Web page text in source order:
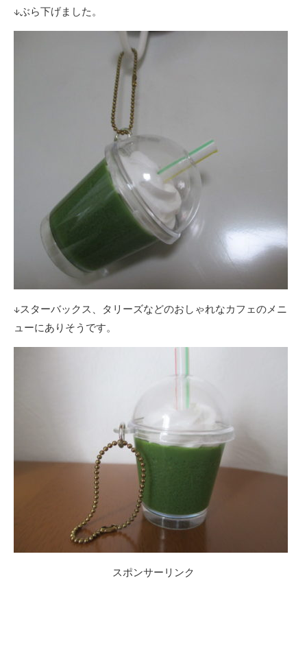
↓ぶら下げました。
↓スターバックス、タリーズなどのおしゃれなカフェのメニ
ューにありそうです。
スポンサーリンク